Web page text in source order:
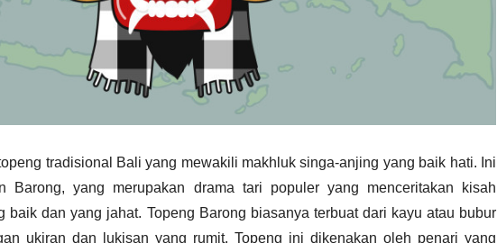
tradisional Bali yang mewakili makhluk singa-anjing yang baik hati. Ini
Barong, yang merupakan drama tari populer yang menceritakan kisah
baik dan yang jahat. Topeng Barong biasanya terbuat dari kayu atau bubur
ukiran dan lukisan yang rumit. Topeng ini dikenakan oleh penari yang